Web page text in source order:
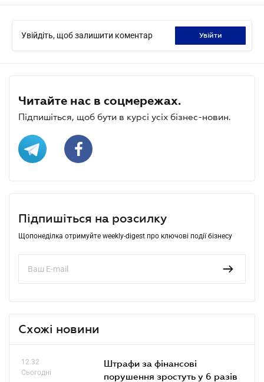
Увійдіть, щоб залишити коментар увійти
Читайте нас в соцмережах.
Підпишіться, щоб бути в курсі усіх бізнес-новин.
Підпишіться на розсилку
Щопонеділка отримуйте weekly-digest про ключові події бізнесу
Схожі новини
12.32
Сьогодні
Штрафи за фінансові
порушення зростуть у 6 разів